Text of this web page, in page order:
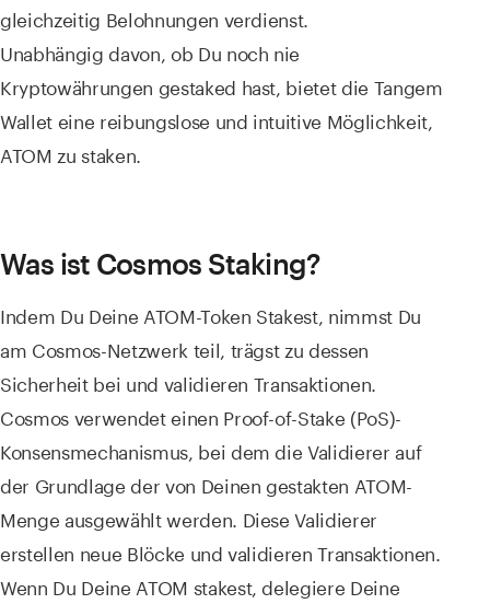
gleichzeitig Belohnungen verdienst.
Unabhängig davon, ob Du noch nie
Kryptowährungen gestaked hast, bietet die Tangem
Wallet eine reibungslose und intuitive Möglichkeit,
ATOM zu staken.
Was ist Cosmos Staking?
Indem Du Deine ATOM-Token Stakest, nimmst Du
am Cosmos-Netzwerk teil, trägst zu dessen
Sicherheit bei und validieren Transaktionen.
Cosmos verwendet einen Proof-of-Stake (PoS)-
Konsensmechanismus, bei dem die Validierer auf
der Grundlage der von Deinen gestakten ATOM-
Menge ausgewählt werden. Diese Validierer
erstellen neue Blöcke und validieren Transaktionen.
Wenn Du Deine ATOM stakest, delegiere Deine